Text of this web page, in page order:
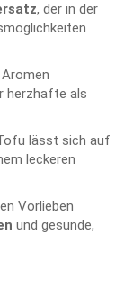
, der in der
herzhafte als
lässt sich auf
leckeren
Vorlieben
und gesunde,